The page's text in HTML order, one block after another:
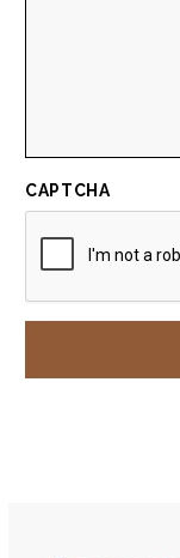
CAPTCHA